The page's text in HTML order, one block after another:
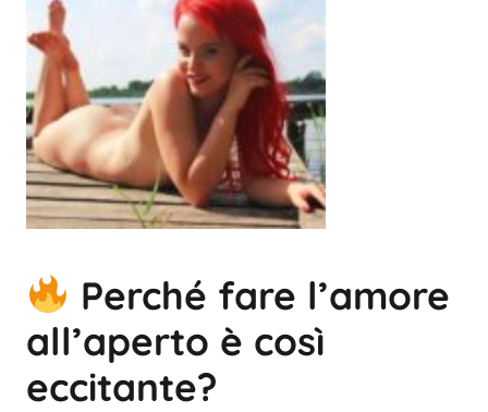
Perché fare l’amore
all’aperto è così
eccitante?